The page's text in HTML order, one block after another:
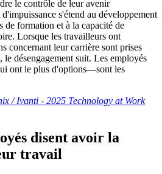
le contrôle de leur avenir
s'étend au développement
de formation et à la capacité de
Lorsque les travailleurs ont
concernant leur carrière sont prises
désengagement suit. Les employés
ont le plus d'options—sont les
/ Ivanti - 2025 Technology at Work
disent avoir la
travail